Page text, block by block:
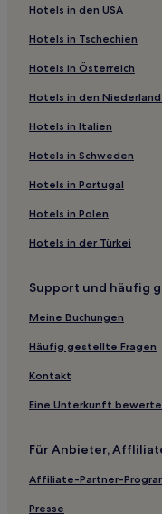
Luxus in Ixelles
Lgbtqia-Freundliche in
Hotels mit Parkplatz
Business in Saint-
Lgbtqia-Freundliche
Hotels mit Parkplatz
Business in Anderlecht
Hotels mit Parkplatz
Haustierfreundliche
Hotels mit Parkplatz
Familien in Sint-Gillis
Luxus in Sint-Gillis
Hotels mit
Luxus in Unterstadt
Hotels nahe Station
Hotels in den USA
Hotels in Tschechien
Hotels in Österreich
Hotels in den
Hotels in Italien
Hotels in Schweden
Hotels in Portugal
Hotels in Polen
Hotels in der Türkei
Support und häufig
Meine Buchungen
Häufig gestellte Fragen
Kontakt
Eine Unterkunft
Für Anbieter,
Affiliate-Partner-
Presse